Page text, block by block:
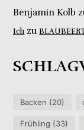
Benjamin Kolb
Ich zu
Backen (20)
Frühling (33)